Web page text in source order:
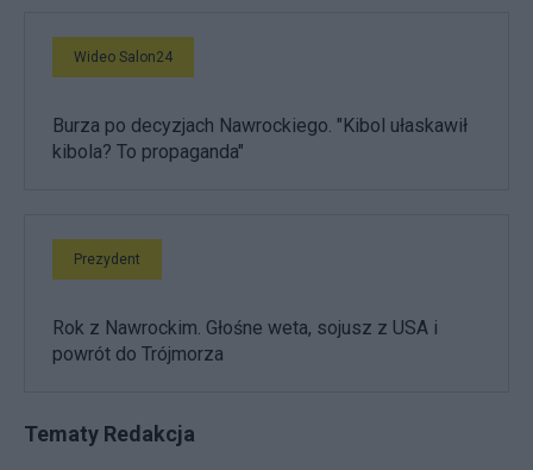
Wideo Salon24
Burza po decyzjach Nawrockiego. "Kibol ułaskawił
kibola? To propaganda"
Prezydent
Rok z Nawrockim. Głośne weta, sojusz z USA i
powrót do Trójmorza
Tematy Redakcja